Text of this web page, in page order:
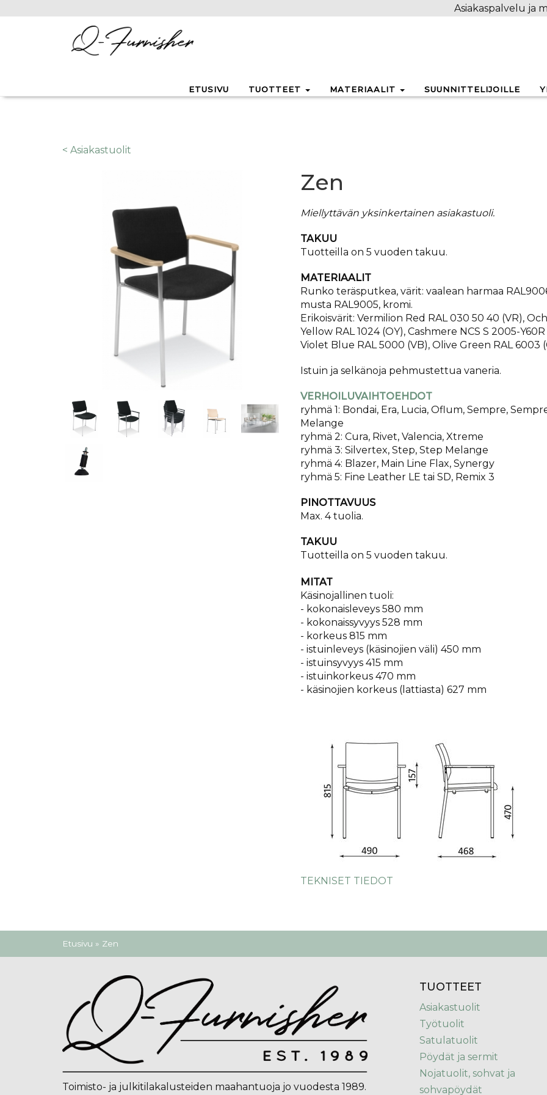
Asiakaspalvelu ja
ETUSIVU TUOTTEET MATERIAALIT SUUNNITTELIJOILLE
< Asiakastuolit
Zen
Miellyttävän yksinkertainen asiakastuoli.
TAKUU
Tuotteilla on 5 vuoden takuu.
MATERIAALIT
Runko teräsputkea, värit: vaalean harmaa
musta RAL9005, kromi.
Erikoisvärit: Vermilion Red RAL 030 50 40 (VR),
Yellow RAL 1024 (OY), Cashmere NCS S 2005-Y60R
Violet Blue RAL 5000 (VB), Olive Green RAL 6003
Istuin ja selkänoja pehmustettua vaneria.
VERHOILUVAIHTOEHDOT
ryhmä 1: Bondai, Era, Lucia, Oflum, Sempre,
Melange
ryhmä 2: Cura, Rivet, Valencia, Xtreme
ryhmä 3: Silvertex, Step, Step Melange
ryhmä 4: Blazer, Main Line Flax, Synergy
ryhmä 5: Fine Leather LE tai SD, Remix 3
PINOTTAVUUS
Max. 4 tuolia.
TAKUU
Tuotteilla on 5 vuoden takuu.
MITAT
Käsinojallinen tuoli:
- kokonaisleveys 580 mm
- kokonaissyvyys 528 mm
- korkeus 815 mm
- istuinleveys (käsinojien väli) 450 mm
- istuinsyvyys 415 mm
- istuinkorkeus 470 mm
- käsinojien korkeus (lattiasta) 627 mm
TEKNISET TIEDOT
Olet täällä
Etusivu » Zen
Toimisto- ja julkitilakalusteiden maahantuoja jo vuodesta 1989.
TUOTTEET
Asiakastuolit
Työtuolit
Satulatuolit
Pöydät ja sermit
Nojatuolit, sohvat ja
sohvapöydät